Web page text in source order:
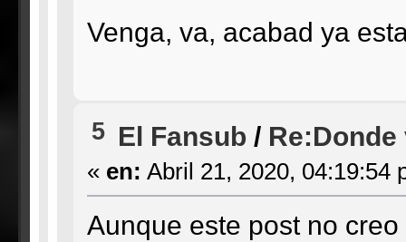
Venga, va, acabad ya
5 El Fansub / Re:Donde
« en: Abril 21, 2020, 04:19:54
Aunque este post no